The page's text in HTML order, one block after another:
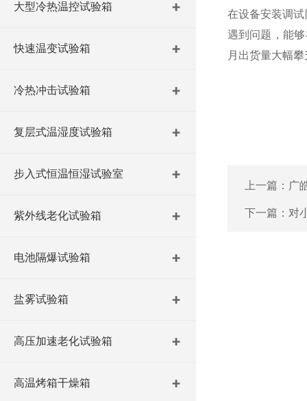
大型冷热温控试验箱
快速温变试验箱
冷热冲击试验箱
复层式温湿度试验箱
步入式恒温恒湿试验室
紫外线老化试验箱
电池隔爆试验箱
盐雾试验箱
高压加速老化试验箱
高温烤箱干燥箱
在设备安装调
遇到问题，能
月出货量大幅
上一篇： 广
下一篇： 对